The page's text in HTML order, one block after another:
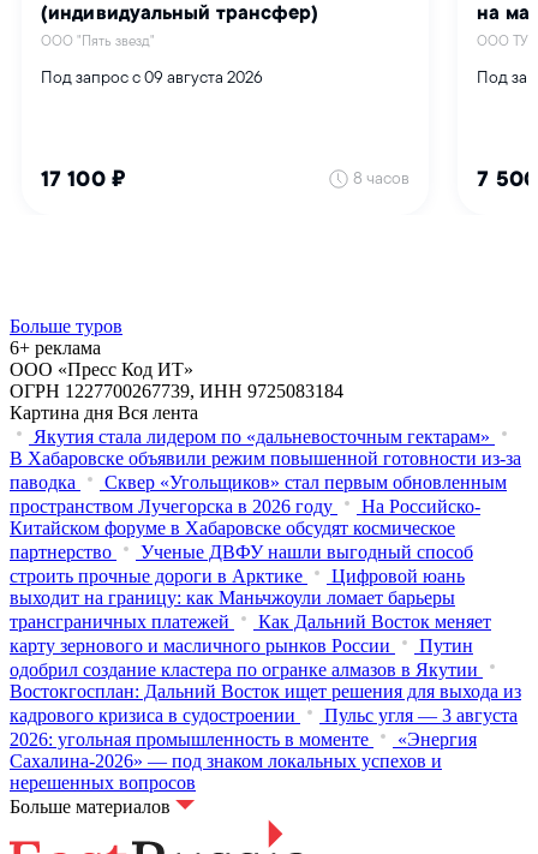
Больше туров
6+ реклама
ООО «Пресс Код ИТ»
ОГРН 1227700267739, ИНН 9725083184
Картина дня Вся лента
Якутия стала лидером по «дальневосточным гектарам»
В Хабаровске объявили режим повышенной готовности из‑за
паводка
Сквер «Угольщиков» стал первым обновленным
пространством Лучегорска в 2026 году
На Российско-
Китайском форуме в Хабаровске обсудят космическое
партнерство
Ученые ДВФУ нашли выгодный способ
строить прочные дороги в Арктике
Цифровой юань
выходит на границу: как Маньчжоули ломает барьеры
трансграничных платежей
Как Дальний Восток меняет
карту зернового и масличного рынков России
Путин
одобрил создание кластера по огранке алмазов в Якутии
Востокгосплан: Дальний Восток ищет решения для выхода из
кадрового кризиса в судостроении
Пульс угля — 3 августа
2026: угольная промышленность в моменте
«Энергия
Сахалина-2026» — под знаком локальных успехов и
нерешенных вопросов
Больше материалов